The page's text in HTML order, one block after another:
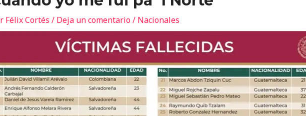
Félix Cortés / Deja un comentario/ Nacionales